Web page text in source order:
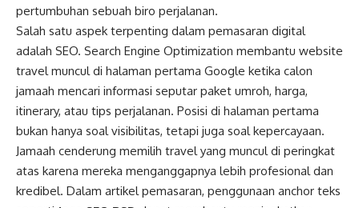
pertumbuhan sebuah biro perjalanan.
Salah satu aspek terpenting dalam pemasaran digital
adalah SEO. Search Engine Optimization membantu website
travel muncul di halaman pertama Google ketika calon
jamaah mencari informasi seputar paket umroh, harga,
itinerary, atau tips perjalanan. Posisi di halaman pertama
bukan hanya soal visibilitas, tetapi juga soal kepercayaan.
Jamaah cenderung memilih travel yang muncul di peringkat
atas karena mereka menganggapnya lebih profesional dan
kredibel. Dalam artikel pemasaran, penggunaan anchor teks